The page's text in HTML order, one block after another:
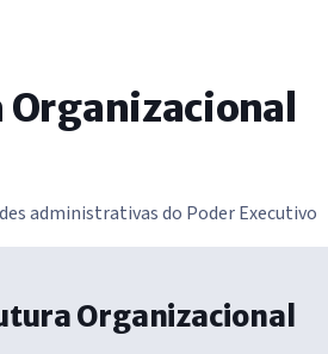
administrativas do Poder Executivo
Organizacional